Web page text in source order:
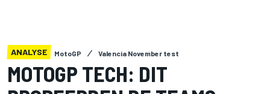
ANALYSE MotoGP Valencia November test
MOTOGP TECH: DIT